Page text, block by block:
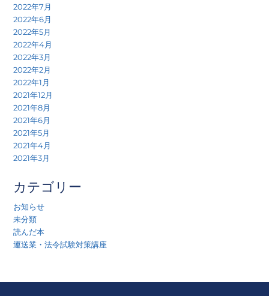
2022年7月
2022年6月
2022年5月
2022年4月
2022年3月
2022年2月
2022年1月
2021年12月
2021年8月
2021年6月
2021年5月
2021年4月
2021年3月
カテゴリー
お知らせ
未分類
読んだ本
運送業・法令試験対策講座